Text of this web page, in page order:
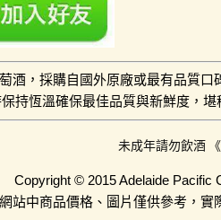
酒，採購自國外原廠或最有品質口
持恆溫確保最佳品質與新鮮度，
未成年請勿飲酒 《
Copyright © 2015 Adelaide Pacific
站中商品價格、圖片僅供參考，